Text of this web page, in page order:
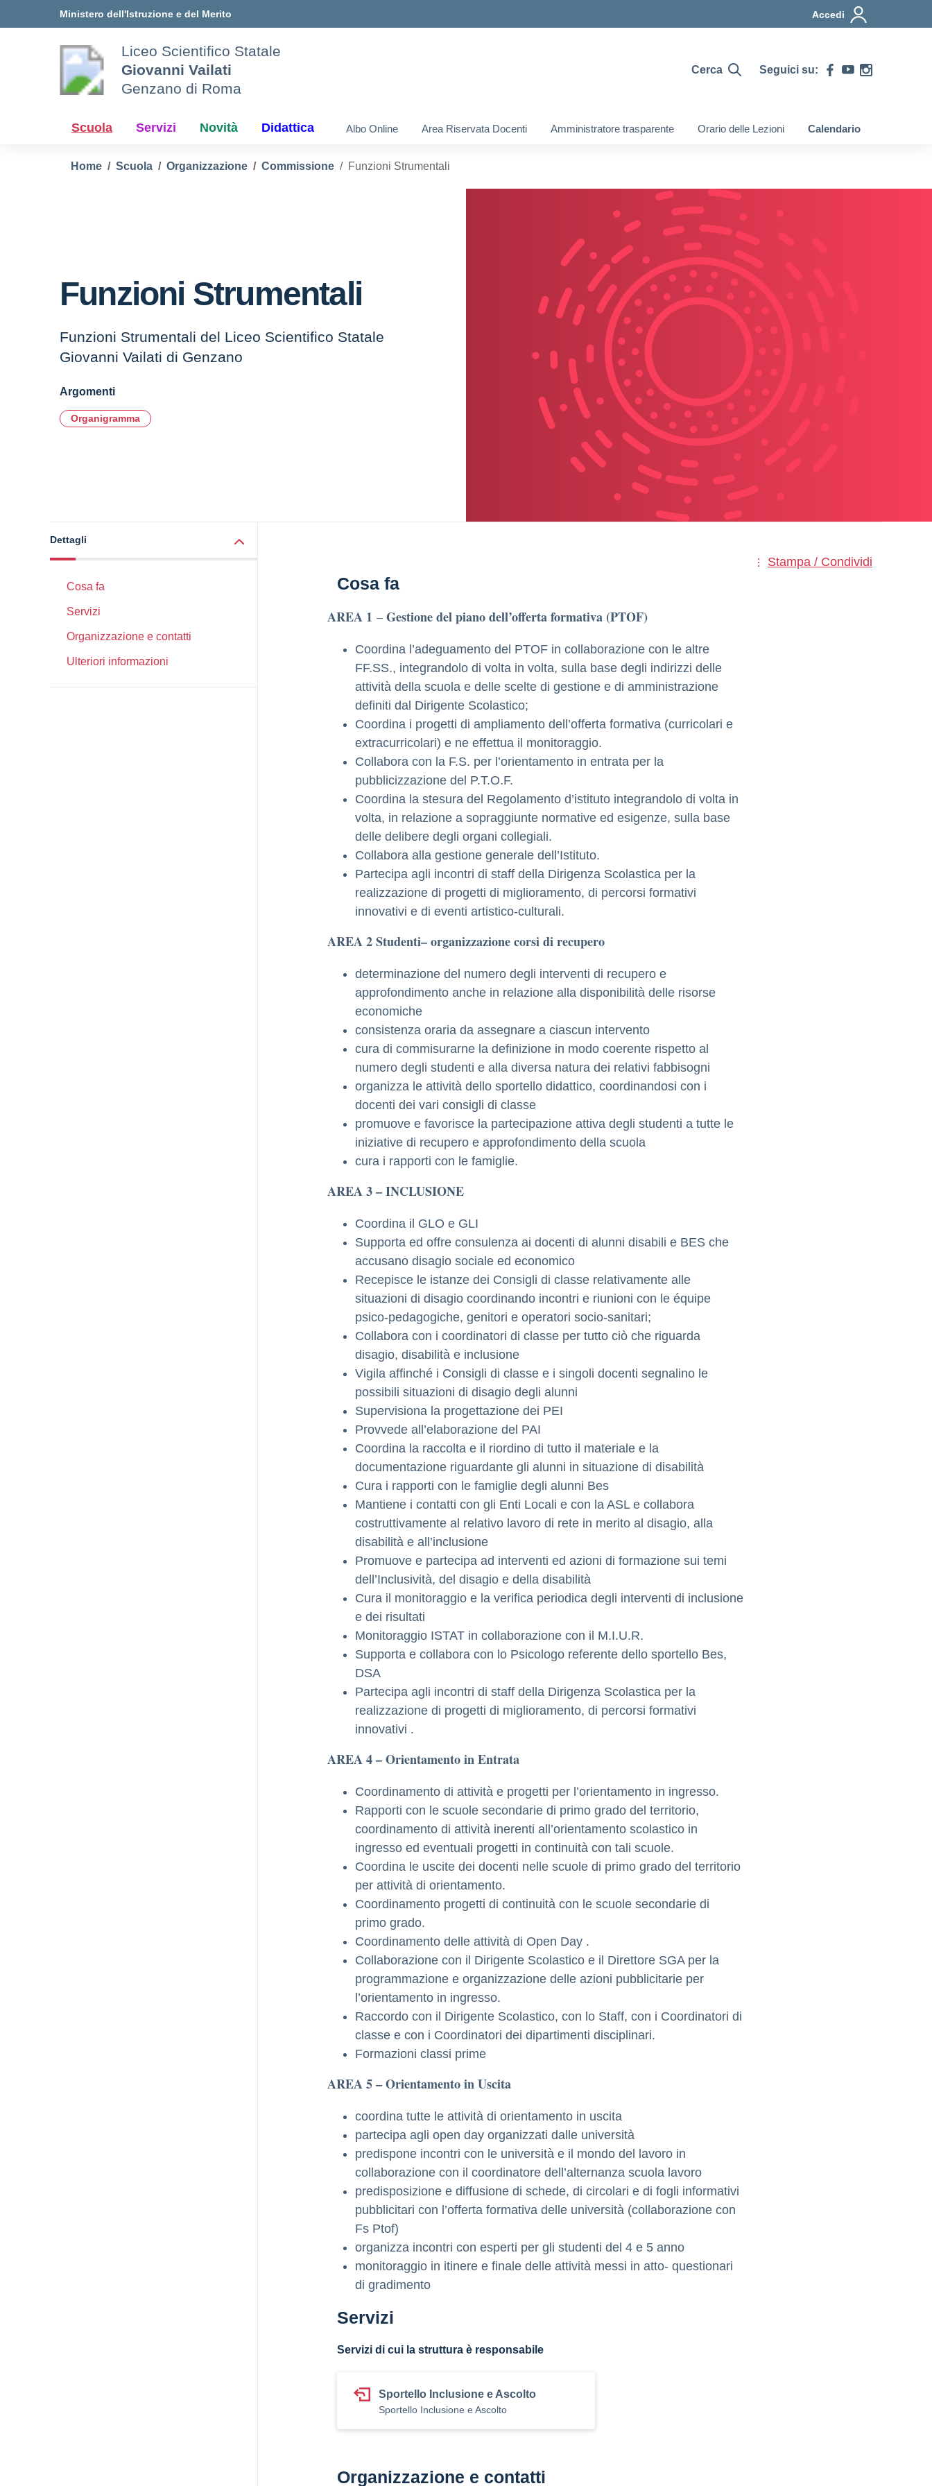
Ministero dell'Istruzione e del Merito Accedi
Liceo Scientifico Statale
Giovanni Vailati
Genzano di Roma
Cerca Seguici su:
Scuola Servizi Novità Didattica Albo Online Area Riservata Docenti Amministratore trasparente Orario delle Lezioni Calendario
Home Scuola Organizzazione Commissione Funzioni Strumentali
Funzioni Strumentali
Funzioni Strumentali del Liceo Scientifico Statale
Giovanni Vailati di Genzano
Argomenti
Organigramma
Dettagli
Cosa fa
Servizi
Organizzazione e contatti
Ulteriori informazioni
Stampa / Condividi
Cosa fa
AREA 1 – Gestione del piano dell’offerta formativa (PTOF)
Coordina l’adeguamento del PTOF in collaborazione con le altre
FF.SS., integrandolo di volta in volta, sulla base degli indirizzi delle
attività della scuola e delle scelte di gestione e di amministrazione
definiti dal Dirigente Scolastico;
Coordina i progetti di ampliamento dell’offerta formativa (curricolari e
extracurricolari) e ne effettua il monitoraggio.
Collabora con la F.S. per l’orientamento in entrata per la
pubblicizzazione del P.T.O.F.
Coordina la stesura del Regolamento d’istituto integrandolo di volta in
volta, in relazione a sopraggiunte normative ed esigenze, sulla base
delle delibere degli organi collegiali.
Collabora alla gestione generale dell’Istituto.
Partecipa agli incontri di staff della Dirigenza Scolastica per la
realizzazione di progetti di miglioramento, di percorsi formativi
innovativi e di eventi artistico-culturali.
AREA 2 Studenti–organizzazione corsi di recupero
determinazione del numero degli interventi di recupero e
approfondimento anche in relazione alla disponibilità delle risorse
economiche
consistenza oraria da assegnare a ciascun intervento
cura di commisurarne la definizione in modo coerente rispetto al
numero degli studenti e alla diversa natura dei relativi fabbisogni
organizza le attività dello sportello didattico, coordinandosi con i
docenti dei vari consigli di classe
promuove e favorisce la partecipazione attiva degli studenti a tutte le
iniziative di recupero e approfondimento della scuola
cura i rapporti con le famiglie.
AREA 3 – INCLUSIONE
Coordina il GLO e GLI
Supporta ed offre consulenza ai docenti di alunni disabili e BES che
accusano disagio sociale ed economico
Recepisce le istanze dei Consigli di classe relativamente alle
situazioni di disagio coordinando incontri e riunioni con le équipe
psico-pedagogiche, genitori e operatori socio-sanitari;
Collabora con i coordinatori di classe per tutto ciò che riguarda
disagio, disabilità e inclusione
Vigila affinché i Consigli di classe e i singoli docenti segnalino le
possibili situazioni di disagio degli alunni
Supervisiona la progettazione dei PEI
Provvede all’elaborazione del PAI
Coordina la raccolta e il riordino di tutto il materiale e la
documentazione riguardante gli alunni in situazione di disabilità
Cura i rapporti con le famiglie degli alunni Bes
Mantiene i contatti con gli Enti Locali e con la ASL e collabora
costruttivamente al relativo lavoro di rete in merito al disagio, alla
disabilità e all’inclusione
Promuove e partecipa ad interventi ed azioni di formazione sui temi
dell’Inclusività, del disagio e della disabilità
Cura il monitoraggio e la verifica periodica degli interventi di inclusione
e dei risultati
Monitoraggio ISTAT in collaborazione con il M.I.U.R.
Supporta e collabora con lo Psicologo referente dello sportello Bes,
DSA
Partecipa agli incontri di staff della Dirigenza Scolastica per la
realizzazione di progetti di miglioramento, di percorsi formativi
innovativi .
AREA 4 – Orientamento in Entrata
Coordinamento di attività e progetti per l’orientamento in ingresso.
Rapporti con le scuole secondarie di primo grado del territorio,
coordinamento di attività inerenti all’orientamento scolastico in
ingresso ed eventuali progetti in continuità con tali scuole.
Coordina le uscite dei docenti nelle scuole di primo grado del territorio
per attività di orientamento.
Coordinamento progetti di continuità con le scuole secondarie di
primo grado.
Coordinamento delle attività di Open Day .
Collaborazione con il Dirigente Scolastico e il Direttore SGA per la
programmazione e organizzazione delle azioni pubblicitarie per
l’orientamento in ingresso.
Raccordo con il Dirigente Scolastico, con lo Staff, con i Coordinatori di
classe e con i Coordinatori dei dipartimenti disciplinari.
Formazioni classi prime
AREA 5 – Orientamento in Uscita
coordina tutte le attività di orientamento in uscita
partecipa agli open day organizzati dalle università
predispone incontri con le università e il mondo del lavoro in
collaborazione con il coordinatore dell’alternanza scuola lavoro
predisposizione e diffusione di schede, di circolari e di fogli informativi
pubblicitari con l’offerta formativa delle università (collaborazione con
Fs Ptof)
organizza incontri con esperti per gli studenti del 4 e 5 anno
monitoraggio in itinere e finale delle attività messi in atto- questionari
di gradimento
Servizi
Servizi di cui la struttura è responsabile
Sportello Inclusione e Ascolto
Sportello Inclusione e Ascolto
Organizzazione e contatti